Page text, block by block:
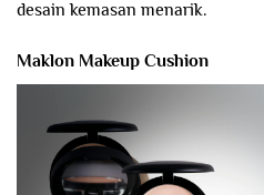
desain kemasan menarik.
Maklon Makeup Cushion